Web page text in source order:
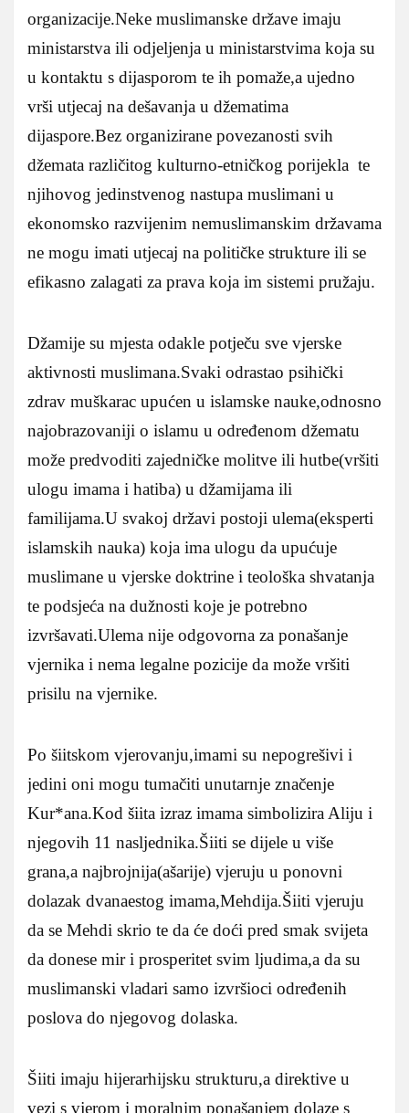
organizacije.Neke muslimanske države imaju
ministarstva ili odjeljenja u ministarstvima koja su
u kontaktu s dijasporom te ih pomaže,a ujedno
vrši utjecaj na dešavanja u džematima
dijaspore.Bez organizirane povezanosti svih
džemata različitog kulturno-etničkog porijekla te
njihovog jedinstvenog nastupa muslimani u
ekonomsko razvijenim nemuslimanskim državama
ne mogu imati utjecaj na političke strukture ili se
efikasno zalagati za prava koja im sistemi pružaju.
Džamije su mjesta odakle potječu sve vjerske
aktivnosti muslimana.Svaki odrastao psihički
zdrav muškarac upućen u islamske nauke,odnosno
najobrazovaniji o islamu u određenom džematu
može predvoditi zajedničke molitve ili hutbe(vršiti
ulogu imama i hatiba) u džamijama ili
familijama.U svakoj državi postoji ulema(eksperti
islamskih nauka) koja ima ulogu da upućuje
muslimane u vjerske doktrine i teološka shvatanja
te podsjeća na dužnosti koje je potrebno
izvršavati.Ulema nije odgovorna za ponašanje
vjernika i nema legalne pozicije da može vršiti
prisilu na vjernike.
Po šiitskom vjerovanju,imami su nepogrešivi i
jedini oni mogu tumačiti unutarnje značenje
Kur*ana.Kod šiita izraz imama simbolizira Aliju i
njegovih 11 nasljednika.Šiiti se dijele u više
grana,a najbrojnija(ašarije) vjeruju u ponovni
dolazak dvanaestog imama,Mehdija.Šiiti vjeruju
da se Mehdi skrio te da će doći pred smak svijeta
da donese mir i prosperitet svim ljudima,a da su
muslimanski vladari samo izvršioci određenih
poslova do njegovog dolaska.
Šiiti imaju hijerarhijsku strukturu,a direktive u
vezi s vjerom i moralnim ponašanjem dolaze s